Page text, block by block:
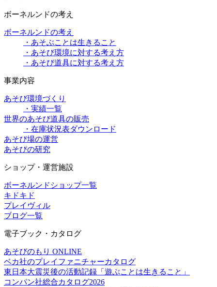
ボーネルンドの考え
ボーネルンドの考え
・あそぶことは生きること
・あそび環境に対する考え方
・あそび道具に対する考え方
事業内容
あそび環境づくり
・実績一覧
世界のあそび道具の販売
・在庫状況表ダウンロード
あそび場の運営
あそびの研究
ショップ・運営施設
ボーネルンドショップ一覧
キドキド
プレイヴィル
ブログ一覧
電子ブック・カタログ
あそびのもり ONLINE
ベカ社のプレイファニチャーカタログ
東日本大震災後の活動記録「遊ぶことは生きること」
コンパン社総合カタログ2026